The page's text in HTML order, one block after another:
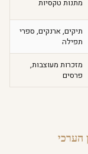
מתנות טקסיות
תיקים, ארנקים, ספרי
תפילה
מזכרות מעוצבות,
פרסים
הערכי